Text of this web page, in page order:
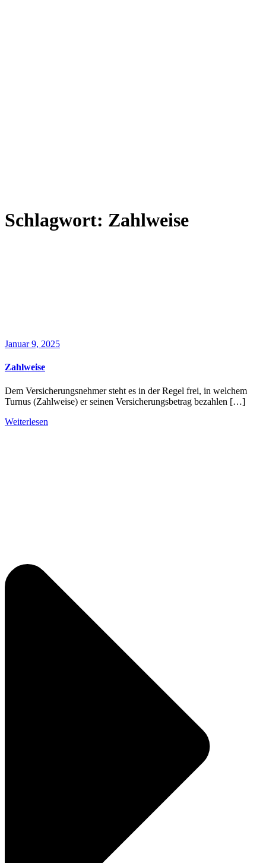
Schlagwort: Zahlweise
Januar 9, 2025
Zahlweise
Dem Versicherungsnehmer steht es in der Regel frei, in welchem
Turnus (Zahlweise) er seinen Versicherungsbetrag bezahlen […]
Weiterlesen